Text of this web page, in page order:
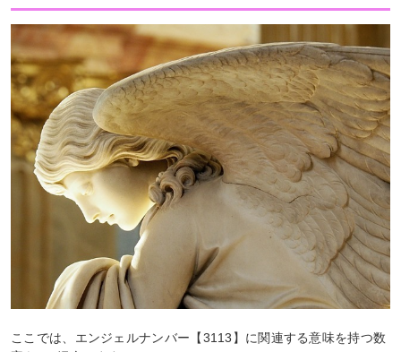
ここでは、エンジェルナンバー【3113】に関連する意味を持つ数